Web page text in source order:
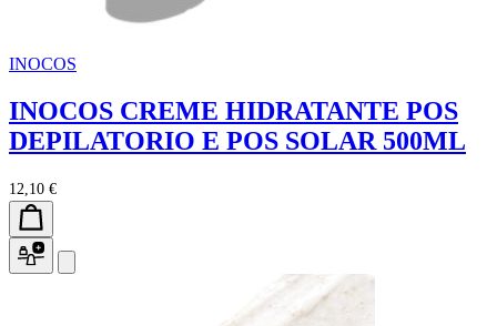
INOCOS
INOCOS CREME HIDRATANTE POS
DEPILATORIO E POS SOLAR 500ML
12,10 €